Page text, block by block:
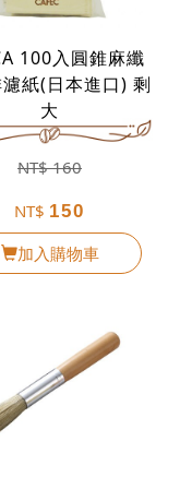
100入圓錐麻纖
紙(日本進口) 剩
大
NT$160
NT$ 150
加入購物車